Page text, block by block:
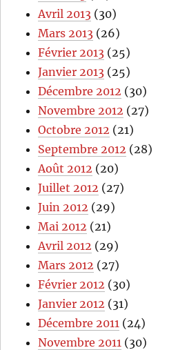
Avril 2013 (30)
Mars 2013 (26)
Février 2013 (25)
Janvier 2013 (25)
Décembre 2012 (30)
Novembre 2012 (27)
Octobre 2012 (21)
Septembre 2012 (28)
Août 2012 (20)
Juillet 2012 (27)
Juin 2012 (29)
Mai 2012 (21)
Avril 2012 (29)
Mars 2012 (27)
Février 2012 (30)
Janvier 2012 (31)
Décembre 2011 (24)
Novembre 2011 (30)